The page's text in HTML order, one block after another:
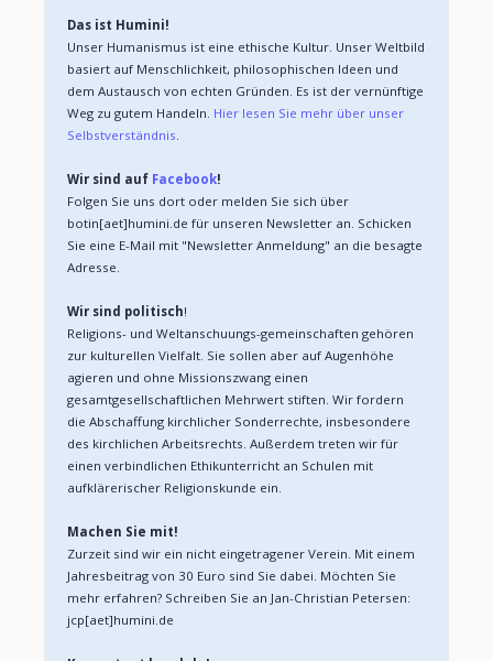
Das ist Humini!
Unser Humanismus ist eine ethische Kultur. Unser Weltbild
basiert auf Menschlichkeit, philosophischen Ideen und
dem Austausch von echten Gründen. Es ist der vernünftige
Weg zu gutem Handeln. Hier lesen Sie mehr über unser
Selbstverständnis
Wir sind auf Facebook!
Folgen Sie uns dort oder melden Sie sich über
botin[aet]humini.de für unseren Newsletter an. Schicken
Sie eine E-Mail mit "Newsletter Anmeldung" an die besagte
Adresse.
Wir sind politisch!
Religions- und Weltanschuungs-gemeinschaften gehören
zur kulturellen Vielfalt. Sie sollen aber auf Augenhöhe
agieren und ohne Missionszwang einen
gesamtgesellschaftlichen Mehrwert stiften. Wir fordern
die Abschaffung kirchlicher Sonderrechte, insbesondere
des kirchlichen Arbeitsrechts. Außerdem treten wir für
einen verbindlichen Ethikunterricht an Schulen mit
aufklärerischer Religionskunde ein.
Machen Sie mit!
Zurzeit sind wir ein nicht eingetragener Verein. Mit einem
Jahresbeitrag von 30 Euro sind Sie dabei. Möchten Sie
mehr erfahren? Schreiben Sie an Jan-Christian Petersen:
jcp[aet]humini.de